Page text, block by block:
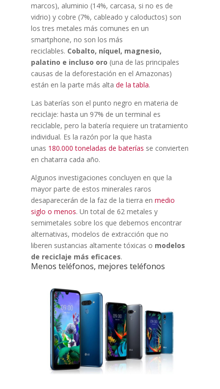
marcos), aluminio (14%, carcasa, si no es de
vidrio) y cobre (7%, cableado y caloductos) son
los tres metales más comunes en un
smartphone, no son los más
reciclables. Cobalto, níquel, magnesio,
palatino e incluso oro (una de las principales
causas de la deforestación en el Amazonas)
están en la parte más alta de la tabla.
Las baterías son el punto negro en materia de
reciclaje: hasta un 97% de un terminal es
reciclable, pero la batería requiere un tratamiento
individual. Es la razón por la que hasta
unas 180.000 toneladas de baterías se convierten
en chatarra cada año.
Algunos investigaciones concluyen en que la
mayor parte de estos minerales raros
desaparecerán de la faz de la tierra en medio
siglo o menos. Un total de 62 metales y
semimetales sobre los que debemos encontrar
alternativas, modelos de extracción que no
liberen sustancias altamente tóxicas o modelos
de reciclaje más eficaces.
Menos teléfonos, mejores teléfonos